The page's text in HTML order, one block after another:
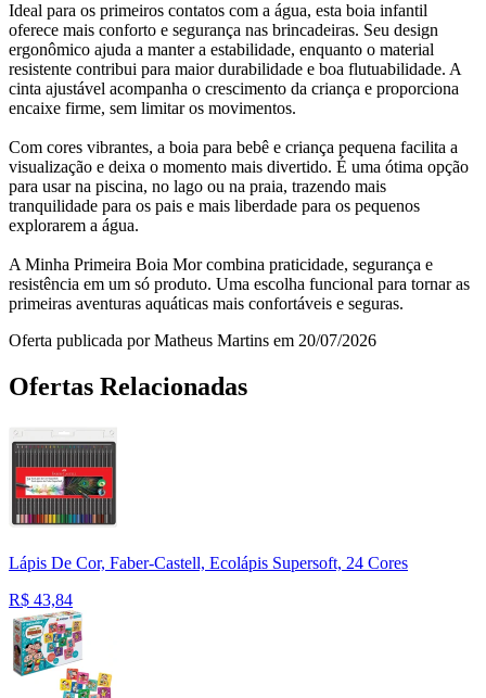
Ideal para os primeiros contatos com a água, esta boia infantil
oferece mais conforto e segurança nas brincadeiras. Seu design
ergonômico ajuda a manter a estabilidade, enquanto o material
resistente contribui para maior durabilidade e boa flutuabilidade. A
cinta ajustável acompanha o crescimento da criança e proporciona
encaixe firme, sem limitar os movimentos.
Com cores vibrantes, a boia para bebê e criança pequena facilita a
visualização e deixa o momento mais divertido. É uma ótima opção
para usar na piscina, no lago ou na praia, trazendo mais
tranquilidade para os pais e mais liberdade para os pequenos
explorarem a água.
A Minha Primeira Boia Mor combina praticidade, segurança e
resistência em um só produto. Uma escolha funcional para tornar as
primeiras aventuras aquáticas mais confortáveis e seguras.
Oferta publicada por Matheus Martins em 20/07/2026
Ofertas Relacionadas
Lápis De Cor, Faber-Castell, Ecolápis Supersoft, 24 Cores
R$ 43,84